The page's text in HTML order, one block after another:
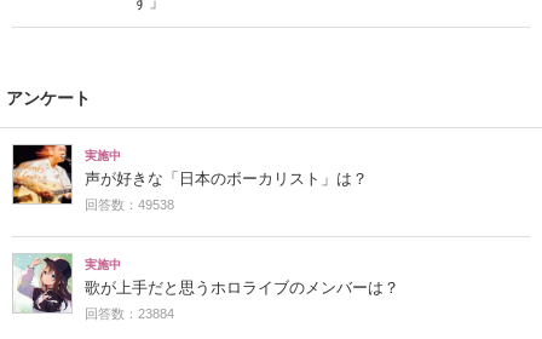
アンケート
実施中
声が好きな「日本のボーカリスト」は？
回答数：49538
実施中
歌が上手だと思うホロライブのメンバーは？
回答数：23884